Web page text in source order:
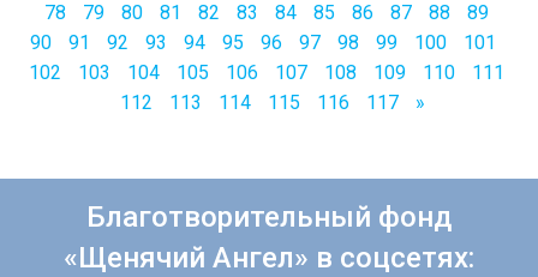
78
79 80 81 82 83 84 85 86 87 88
89
90
91 92 93 94 95 96 97 98 99 100
101
102
103 104 105 106 107 108 109 110
111
112
113 114 115 116 117 »
Благотворительный фонд
«Щенячий Ангел» в соцсетях: